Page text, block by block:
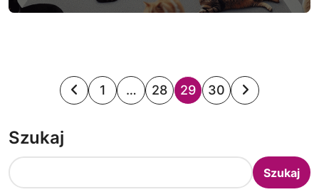
S
r
1 … 28 29 30
Szukaj
Szukaj